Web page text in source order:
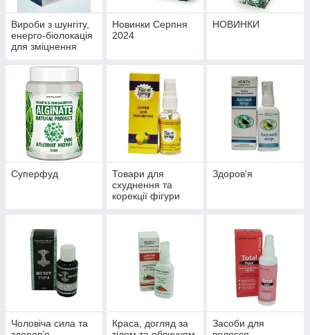
Вироби з шунгіту,
енерго-біолокація
для зміцнення
профілактики
хвороб
Новинки Серпня
2024
НОВИНКИ
Суперфуд
Товари для
схуднення та
корекції фігури
Здоров'я
Чоловіча сила та
Краса, догляд за
Засоби для